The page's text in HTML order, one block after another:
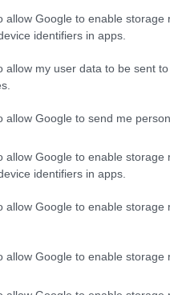
allow Google to enable
identifiers in apps.
allow my user data to be sent
allow Google to send me
allow Google to enable
identifiers in apps.
allow Google to enable
allow Google to enable storage
Πιθανό να
τον Κυριάκο
Πολιτικό
Tok: «Μου
μάτια μου»
Παρουσιάζει
δεν είχε